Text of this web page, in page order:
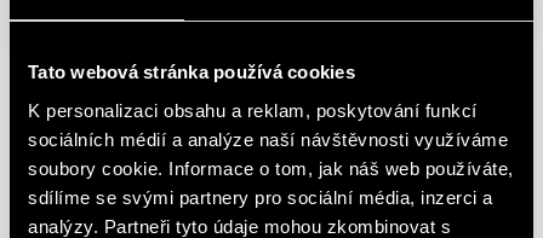
Tato webová stránka používá cookies
K personalizaci obsahu a reklam, poskytování funkcí
sociálních médií a analýze naší návštěvnosti využíváme
soubory cookie. Informace o tom, jak náš web používáte,
sdílíme se svými partnery pro sociální média, inzerci a
analýzy. Partneři tyto údaje mohou zkombinovat s